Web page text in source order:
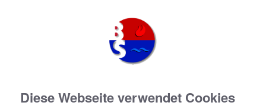
Diese Webseite verwendet Cookies